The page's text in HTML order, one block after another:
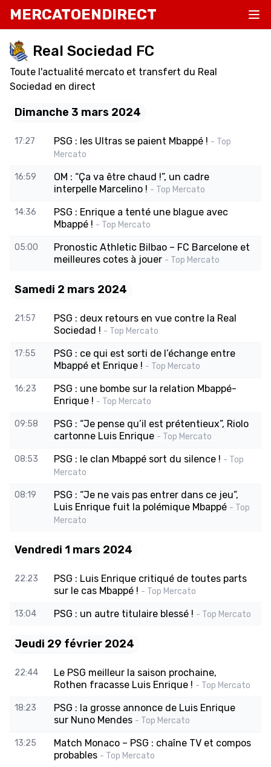
MERCATOENDIRECT
Real Sociedad FC
Toute l'actualité mercato et transfert du Real
Sociedad en direct
Dimanche 3 mars 2024
17:27 PSG : les Ultras se paient Mbappé ! - Top
Mercato
16:59
OM : “Ça va être chaud !”, un cadre
interpelle Marcelino ! - Top Mercato
14:36
PSG : Enrique a tenté une blague avec
Mbappé ! - Top Mercato
05:00
Pronostic Athletic Bilbao – FC Barcelone et
meilleures cotes à jouer - Top Mercato
Samedi 2 mars 2024
21:57
PSG : deux retours en vue contre la Real
Sociedad ! - Top Mercato
17:55
PSG : ce qui est sorti de l’échange entre
Mbappé et Enrique ! - Top Mercato
16:23
PSG : une bombe sur la relation Mbappé-
Enrique ! - Top Mercato
09:58
PSG : “Je pense qu’il est prétentieux”, Riolo
cartonne Luis Enrique - Top Mercato
08:53 PSG : le clan Mbappé sort du silence ! - Top
Mercato
08:19
PSG : “Je ne vais pas entrer dans ce jeu”,
Luis Enrique fuit la polémique Mbappé - Top
Mercato
Vendredi 1 mars 2024
22:23
PSG : Luis Enrique critiqué de toutes parts
sur le cas Mbappé ! - Top Mercato
13:04 PSG : un autre titulaire blessé ! - Top Mercato
Jeudi 29 février 2024
22:44
Le PSG meilleur la saison prochaine,
Rothen fracasse Luis Enrique ! - Top Mercato
18:23
PSG : la grosse annonce de Luis Enrique
sur Nuno Mendes - Top Mercato
13:25
Match Monaco – PSG : chaîne TV et compos
probables - Top Mercato